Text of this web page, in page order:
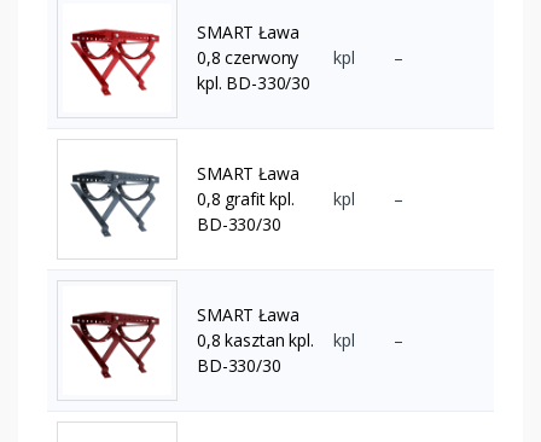
SMART Ława
0,8 czerwony
kpl. BD-330/30
kpl –
SMART Ława
0,8 grafit kpl.
BD-330/30
kpl –
SMART Ława
0,8 kasztan kpl.
BD-330/30
kpl –